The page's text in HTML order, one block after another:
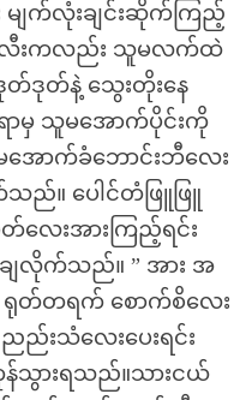
ျက်လုံးချင်းဆိုက်ကြည့်
လီးကလည်း သူမလက်ထဲ
တ်ဒုတ်နဲ့ သွေးတိုးနေ
ာမှ သူမအောက်ပိုင်းကို
အောက်ခံဘောင်းဘီလေး
ည်။ ပေါင်တံဖြူဖြူ
တ်လေးအားကြည့်ရင်း
ျလိုက်သည်။ ” အား အ
ရုတ်တရက် စောက်စိလေး
ည်းသံလေးပေးရင်း
န်သွားရသည်။သားငယ်